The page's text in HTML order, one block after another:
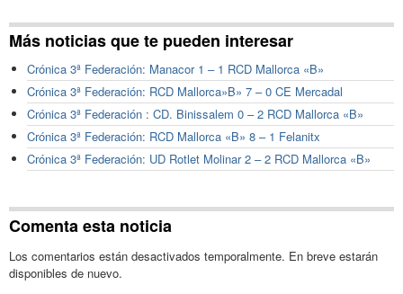
Más noticias que te pueden interesar
Crónica 3ª Federación: Manacor 1 – 1 RCD Mallorca «B»
Crónica 3ª Federación: RCD Mallorca»B» 7 – 0 CE Mercadal
Crónica 3ª Federación : CD. Binissalem 0 – 2 RCD Mallorca «B»
Crónica 3ª Federación: RCD Mallorca «B» 8 – 1 Felanitx
Crónica 3ª Federación: UD Rotlet Molinar 2 – 2 RCD Mallorca «B»
Comenta esta noticia
Los comentarios están desactivados temporalmente. En breve estarán
disponibles de nuevo.